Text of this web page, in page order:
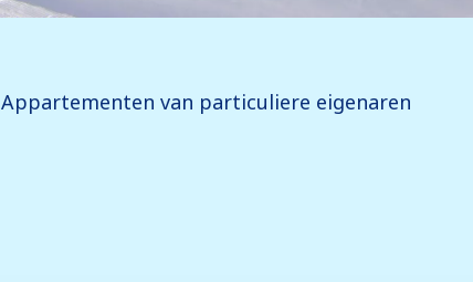
Appartementen van particuliere eigenaren